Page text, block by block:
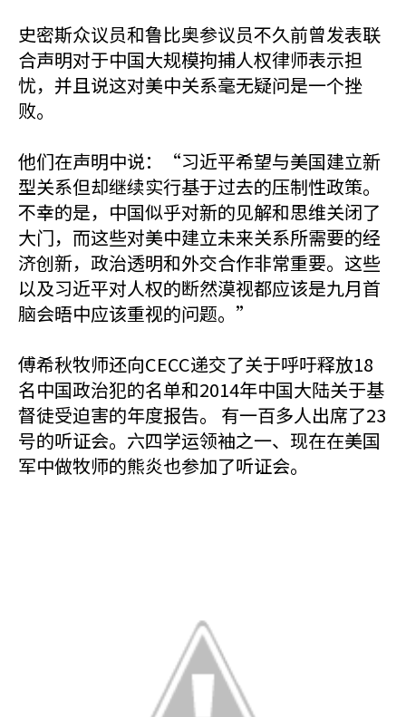
史密斯众议员和鲁比奥参议员不久前曾发表联
合声明对于中国大规模拘捕人权律师表示担
忧，并且说这对美中关系毫无疑问是一个挫
败。
他们在声明中说：“习近平希望与美国建立新
型关系但却继续实行基于过去的压制性政策。
不幸的是，中国似乎对新的见解和思维关闭了
大门，而这些对美中建立未来关系所需要的经
济创新，政治透明和外交合作非常重要。这些
以及习近平对人权的断然漠视都应该是九月首
脑会晤中应该重视的问题。”
傅希秋牧师还向CECC递交了关于呼吁释放18
名中国政治犯的名单和2014年中国大陆关于基
督徒受迫害的年度报告。 有一百多人出席了23
号的听证会。六四学运领袖之一、现在在美国
军中做牧师的熊炎也参加了听证会。